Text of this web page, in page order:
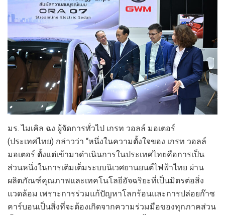
มร. ไมเคิล ฉง ผู้จัดการทั่วไป เกรท วอลล์ มอเตอร์
(ประเทศไทย) กล่าวว่า “หนึ่งในความตั้งใจของ เกรท วอลล์
มอเตอร์ ตั้งแต่เข้ามาดำเนินการในประเทศไทยคือการเป็น
ส่วนหนึ่งในการเติมเต็มระบบนิเวศยานยนต์ไฟฟ้าไทย ผ่าน
ผลิตภัณฑ์คุณภาพและเทคโนโลยีอัจฉริยะที่เป็นมิตรต่อสิ่ง
แวดล้อม เพราะการร่วมแก้ปัญหาโลกร้อนและการปล่อยก๊าซ
คาร์บอนเป็นสิ่งที่จะต้องเกิดจากความร่วมมือของทุกภาคส่วน